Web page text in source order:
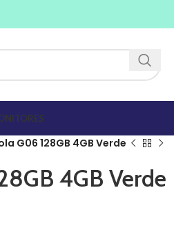
G06 128GB 4GB Verde
4GB Verde